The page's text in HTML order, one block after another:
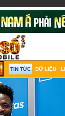
TIN TỨC DỮ LIỆU